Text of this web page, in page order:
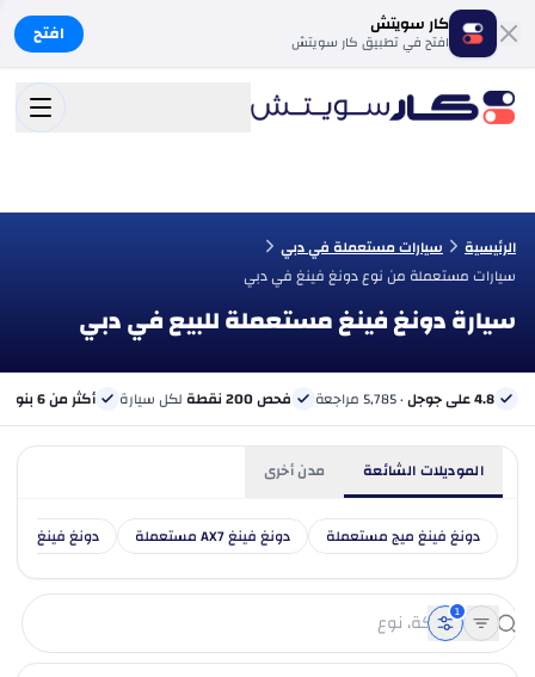
كار سويتش
افتح في تطبيق كار سويتش افتح
الرئيسية
سيارات مستعملة في دبي
سيارات مستعملة من نوع دونغ فينغ في دبي
سيارة دونغ فينغ مستعملة للبيع في دبي
4.8 على جوجل · 5,785 مراجعة فحص 200 نقطة لكل سيارة أكثر من 6 بنوك
الموديلات الشائعة مدن أخرى
دونغ فينغ ميج مستعملة دونغ فينغ AX7 مستعملة دونغ فينغ
1